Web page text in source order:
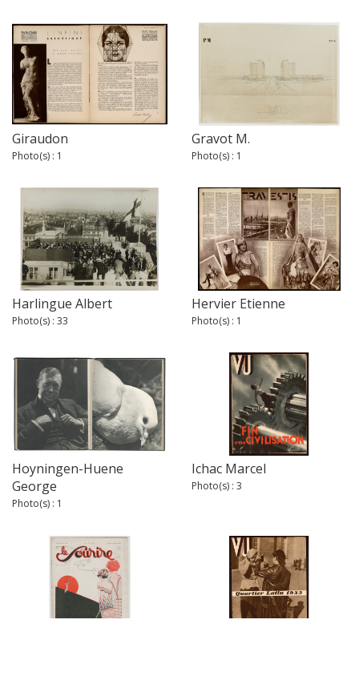
Giraudon
Photo(s) : 1
Gravot M.
Photo(s) : 1
Harlingue Albert
Photo(s) : 33
Hervier Etienne
Photo(s) : 1
Hoyningen-Huene
George
Photo(s) : 1
Ichac Marcel
Photo(s) : 3